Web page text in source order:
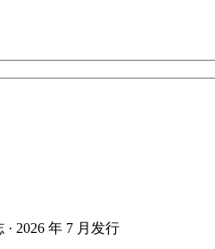
· 2026 年 7 月发行